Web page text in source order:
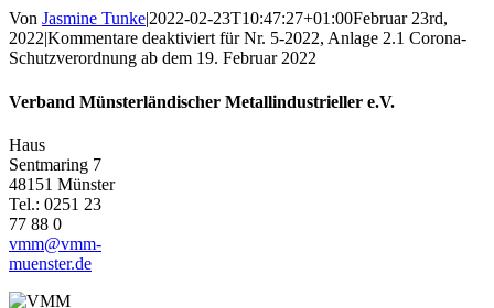
Von Jasmine Tunke|2022-02-23T10:47:27+01:00Februar 23rd,
2022|Kommentare deaktiviertfür Nr. 5-2022, Anlage 2.1 Corona-
Schutzverordnung ab dem 19. Februar 2022
Verband Münsterländischer Metallindustrieller e.V.
Haus
Sentmaring 7
48151 Münster
Tel.: 0251 23
77 88 0
vmm@vmm-
muenster.de